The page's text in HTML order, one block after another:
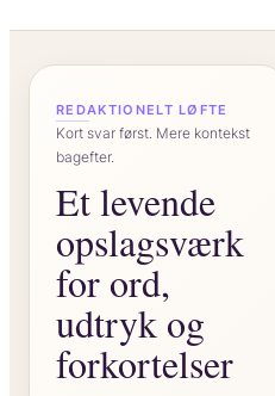
REDAKTIONELT LØFTE
Kort svar først. Mere kontekst
bagefter.
Et levende
opslagsværk
for ord,
udtryk og
forkortelser